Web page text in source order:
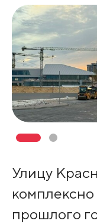
Улицу
комплексно
прошлого